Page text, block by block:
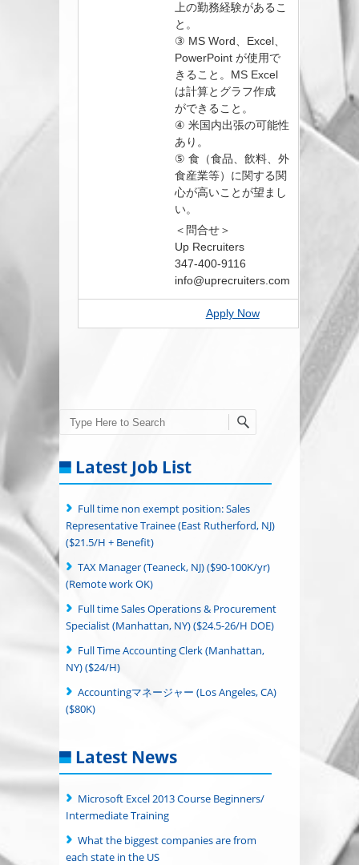
上の勤務経験があるこ
と。
③ MS Word、Excel、
PowerPoint が使用で
きること。MS Excel
は計算とグラフ作成
ができること。
④ 米国内出張の可能性
あり。
⑤ 食（食品、飲料、外
食産業等）に関する関
心が高いことが望まし
い。
＜問合せ＞
Up Recruiters
347-400-9116
info@uprecruiters.com
Apply Now
Search
Latest Job List
Full time non exempt position: Sales
Representative Trainee (East Rutherford, NJ)
($21.5/H + Benefit)
TAX Manager (Teaneck, NJ) ($90-100K/yr)
(Remote work OK)
Full time Sales Operations & Procurement
Specialist (Manhattan, NY) ($24.5-26/H DOE)
Full Time Accounting Clerk (Manhattan,
NY) ($24/H)
Accountingマネージャー (Los Angeles, CA)
($80K)
Latest News
Microsoft Excel 2013 Course Beginners/
Intermediate Training
What the biggest companies are from
each state in the US